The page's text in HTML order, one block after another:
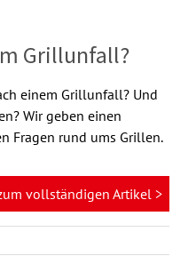
Grillunfall?
einem Grillunfall? Und
Wir geben einen
Fragen rund ums Grillen.
vollständigen Artikel >